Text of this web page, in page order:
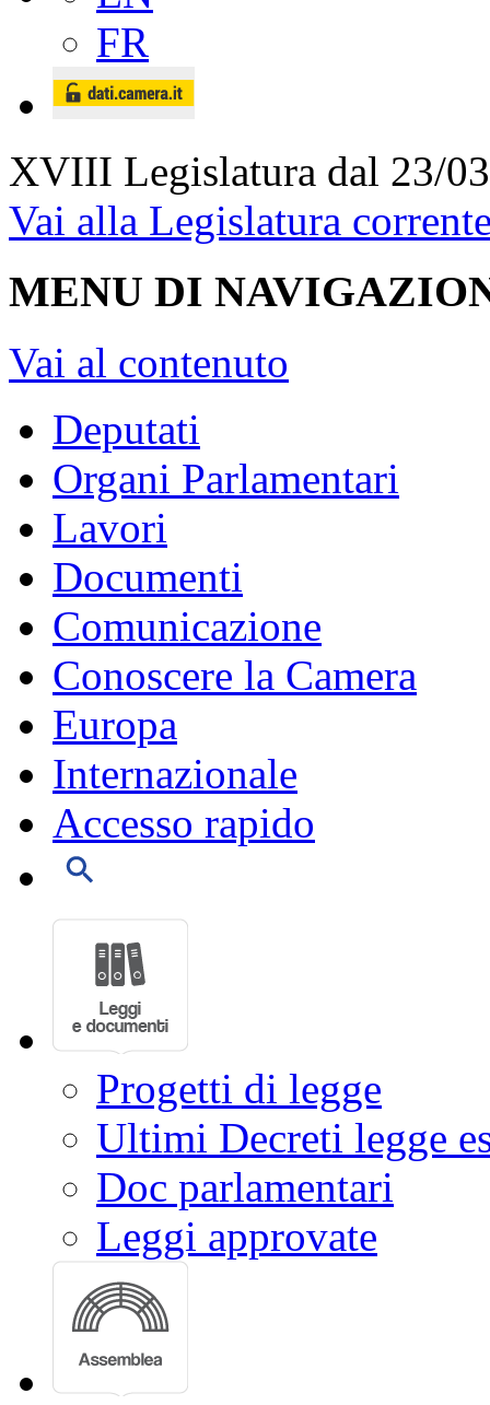
FR
XVIII Legislatura dal 23/
Vai alla Legislatura
MENU DI
Vai al contenuto
Deputati
Organi Parlamentari
Lavori
Documenti
Comunicazione
Conoscere la Camera
Europa
Internazionale
Accesso rapido
Progetti di legge
Ultimi Decreti legge
Doc parlamentari
Leggi approvate